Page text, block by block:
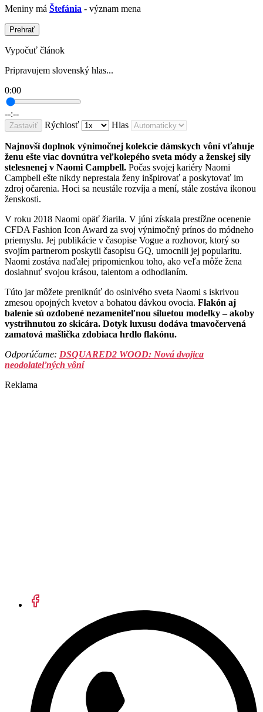
Meniny má Štefánia - význam mena
Prehrať
Vypočuť článok
Pripravujem slovenský hlas...
0:00
--:--
Zastaviť Rýchlosť Hlas
Najnovší doplnok výnimočnej kolekcie dámskych vôní vťahuje
ženu ešte viac dovnútra veľkolepého sveta módy a ženskej sily
stelesnenej v Naomi Campbell. Počas svojej kariéry Naomi
Campbell ešte nikdy neprestala ženy inšpirovať a poskytovať im
zdroj očarenia. Hoci sa neustále rozvíja a mení, stále zostáva ikonou
ženskosti.
V roku 2018 Naomi opäť žiarila. V júni získala prestížne ocenenie
CFDA Fashion Icon Award za svoj výnimočný prínos do módneho
priemyslu. Jej publikácie v časopise Vogue a rozhovor, ktorý so
svojím partnerom poskytli časopisu GQ, umocnili jej popularitu.
Naomi zostáva naďalej pripomienkou toho, ako veľa môže žena
dosiahnuť svojou krásou, talentom a odhodlaním.
Túto jar môžete preniknúť do oslnivého sveta Naomi s iskrivou
zmesou opojných kvetov a bohatou dávkou ovocia. Flakón aj
balenie sú ozdobené nezameniteľnou siluetou modelky – akoby
vystrihnutou zo skicára. Dotyk luxusu dodáva tmavočervená
zamatová mašlička zdobiaca hrdlo flakónu.
Odporúčame: DSQUARED2 WOOD: Nová dvojica
neodolateľných vôní
Reklama